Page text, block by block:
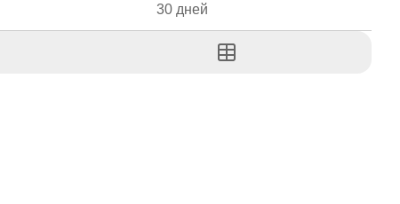
30 дней